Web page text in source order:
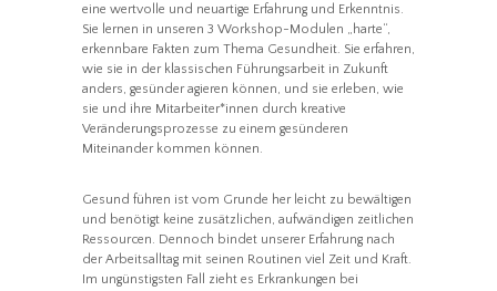
eine wertvolle und neuartige Erfahrung und Erkenntnis.
Sie lernen in unseren 3 Workshop-Modulen „harte“,
erkennbare Fakten zum Thema Gesundheit. Sie erfahren,
wie sie in der klassischen Führungsarbeit in Zukunft
anders, gesünder agieren können, und sie erleben, wie
sie und ihre Mitarbeiter*innen durch kreative
Veränderungsprozesse zu einem gesünderen
Miteinander kommen können.
Gesund führen ist vom Grunde her leicht zu bewältigen
und benötigt keine zusätzlichen, aufwändigen zeitlichen
Ressourcen. Dennoch bindet unserer Erfahrung nach
der Arbeitsalltag mit seinen Routinen viel Zeit und Kraft.
Im ungünstigsten Fall zieht es Erkrankungen bei